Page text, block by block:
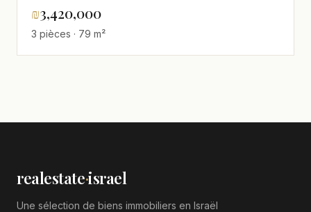
₪3,420,000
3 pièces · 79 m²
realestate·israel
Une sélection de biens immobiliers en Israël